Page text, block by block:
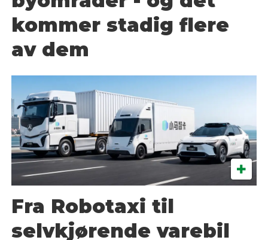
kommer stadig flere
av dem
Fra Robotaxi til
selvkjørende varebil